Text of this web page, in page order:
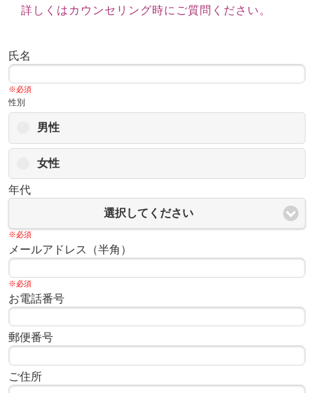
詳しくはカウンセリング時にご質問ください。
氏名
※必須
性別
男性
女性
年代
選択してください
※必須
メールアドレス（半角）
※必須
お電話番号
郵便番号
ご住所